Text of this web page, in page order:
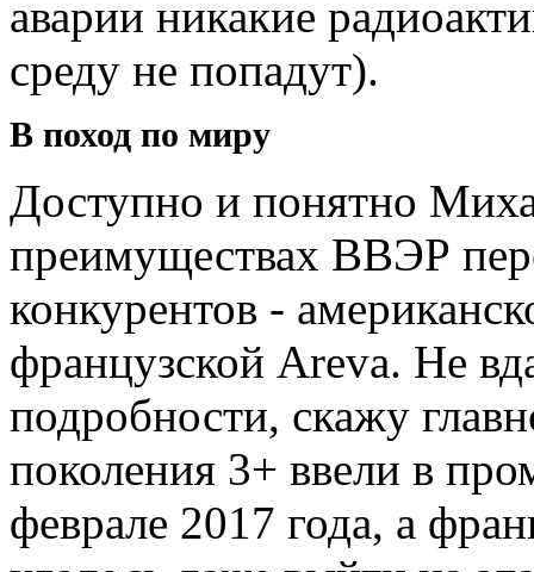
аварии никакие
среду не попадут).
В поход по миру
Доступно и понятно
преимуществах ВВЭР
конкурентов -
французской Areva. Не
подробности, скажу
поколения 3+ ввели в
феврале 2017 года, а